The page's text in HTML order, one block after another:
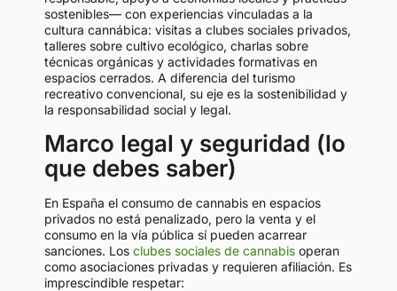
sostenibles— con experiencias vinculadas a la
cultura cannábica: visitas a clubes sociales privados,
talleres sobre cultivo ecológico, charlas sobre
técnicas orgánicas y actividades formativas en
espacios cerrados. A diferencia del turismo
recreativo convencional, su eje es la sostenibilidad y
la responsabilidad social y legal.
Marco legal y seguridad (lo
que debes saber)
En España el consumo de cannabis en espacios
privados no está penalizado, pero la venta y el
consumo en la vía pública sí pueden acarrear
sanciones. Los clubes sociales de cannabis operan
como asociaciones privadas y requieren afiliación. Es
imprescindible respetar: